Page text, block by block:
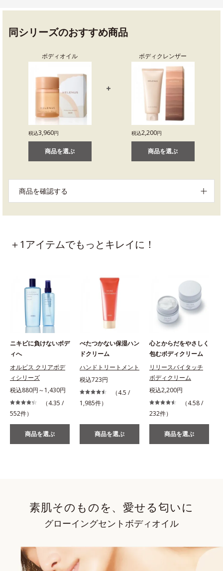
同シリーズのおすすめ商品
ボディオイル
税込3,960円
商品を選ぶ
ボディクレンザー
税込2,200円
商品を選ぶ
商品を確認する
＋1アイテムでもっとキレイに！
ニキビに負けないボデ
ィへ
オルビス クリアボデ
ィシリーズ
税込880円～1,430円
（4.35 /
552件）
商品を選ぶ
べたつかない保湿ハン
ドクリーム
ハンドトリートメント
税込723円
（4.5 /
1,985件）
商品を選ぶ
心とからだをやさしく
包むボディクリーム
リリースバイタッチ
ボディクリーム
税込2,200円
（4.58 /
232件）
商品を選ぶ
素肌そのものを、愛せる匂いに
グローイングセントボディオイル